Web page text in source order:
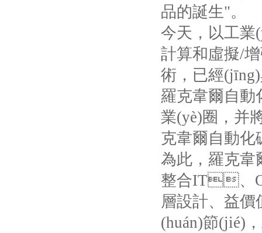
品的誕生"。
今天，以工
計算和虛擬/
術，已
羅克韋爾自動
業(yè)圈，
克韋爾自動化
為此，羅
整合IT、
層設計、益價
(huán)節